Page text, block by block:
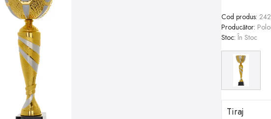
Cod produs:
Producător:
Stoc: În Stoc
Tiraj